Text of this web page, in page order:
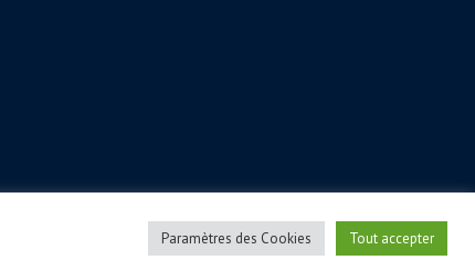
Paramètres des Cookies Tout accepter